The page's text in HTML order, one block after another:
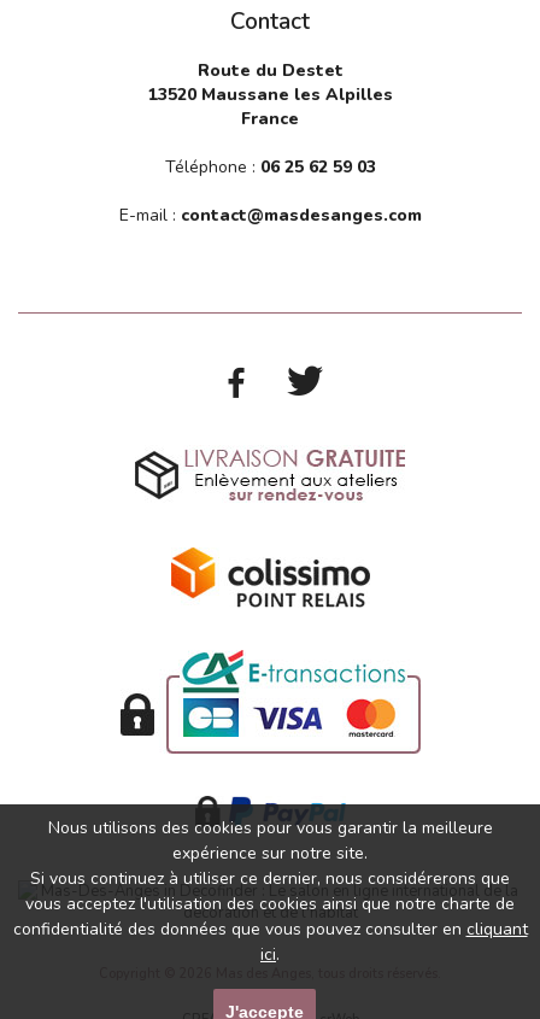
Contact
Route du Destet
13520 Maussane les Alpilles
France
Téléphone : 06 25 62 59 03
E-mail : contact@masdesanges.com
Nous utilisons des cookies pour vous garantir la meilleure
expérience sur notre site.
Si vous continuez à utiliser ce dernier, nous considérerons que
vous acceptez l'utilisation des cookies ainsi que notre charte de
confidentialité des données que vous pouvez consulter en cliquant
ici.
J'accepte